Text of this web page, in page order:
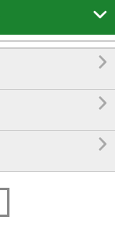



